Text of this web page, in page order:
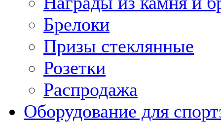
Брелоки
Призы стеклянные
Розетки
Распродажа
Оборудование для